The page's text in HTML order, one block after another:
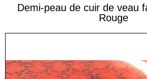
Demi-peau de cuir de veau
Rouge